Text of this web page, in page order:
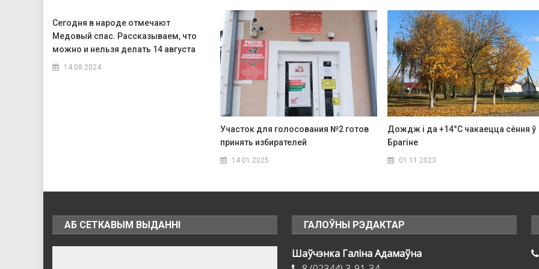
Сегодня в народе отмечают
Медовый спас. Рассказываем, что
можно и нельзя делать 14 августа
14.08.2024
Участок для голосования №2 готов
принять избирателей
14.01.2025
Дождж і да +14°C чакаецца сёння ў
Брагіне
01.11.2023
АБ СЕТКАВЫМ ВЫДАННІ ГАЛОЎНЫ РЭДАКТАР
Шаўчэнка Галіна Адамаўна